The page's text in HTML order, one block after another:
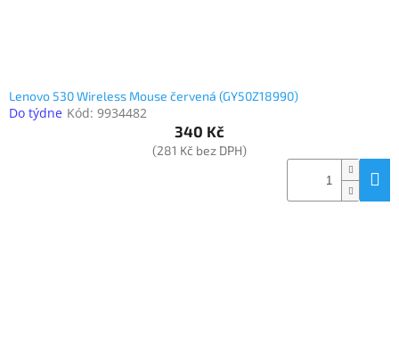
Lenovo 530 Wireless Mouse červená (GY50Z18990)
Do týdne Kód: 9934482
340 Kč
(281 Kč bez DPH)